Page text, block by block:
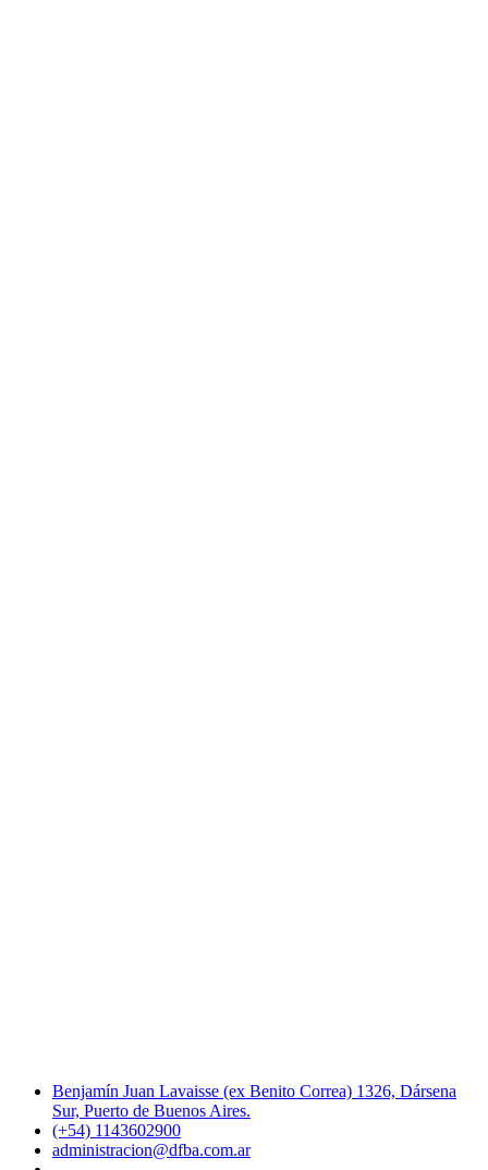
Benjamín Juan Lavaisse (ex Benito Correa) 1326, Dársena
Sur, Puerto de Buenos Aires.
(+54) 1143602900
administracion@dfba.com.ar